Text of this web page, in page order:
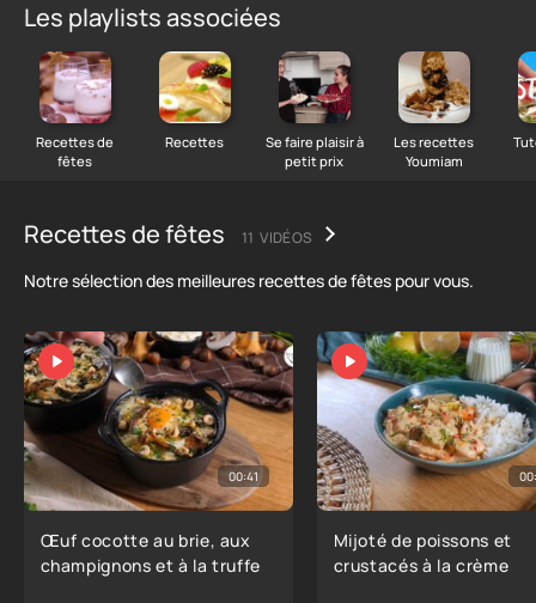
Les playlists associées
Recettes de
fêtes
Recettes
Se faire plaisir à
petit prix
Les recettes
Youmiam
Recettes de fêtes 11 VIDÉOS
Notre sélection des meilleures recettes de fêtes pour vous.
00:41
Œuf cocotte au brie, aux
champignons et à la truffe
Mijoté de poissons et
crustacés à la crème